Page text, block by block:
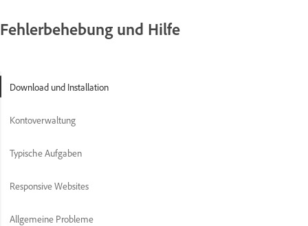
Fehlerbehebung und Hilfe
Download und Installation
Kontoverwaltung
Typische Aufgaben
Responsive Websites
Allgemeine Probleme